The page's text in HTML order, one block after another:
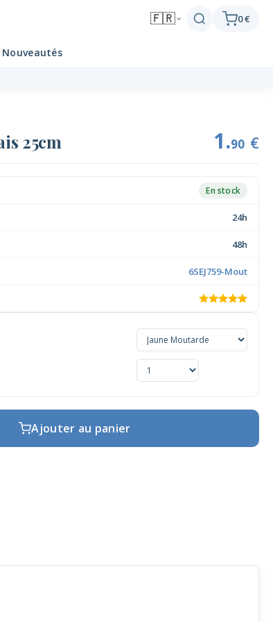
🇫🇷 0 €
Nouveautés
25cm 1.90 €
En stock
24h
48h
6SEJ759-Mout
Ajouter au panier